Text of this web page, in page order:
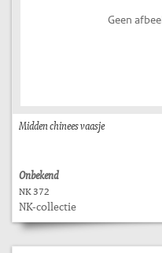
Geen
Midden chinees vaasje
Onbekend
NK 372
NK-collectie